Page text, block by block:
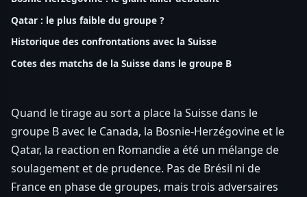
Qatar : le plus faible du groupe ?
Historique des confrontations avec la Suisse
Cotes des matchs de la Suisse dans le groupe B
Quand le tirage au sort a place la Suisse dans le
groupe B avec le Canada, la Bosnie-Herzégovine et le
Qatar, la reaction en Romandie a été un mélange de
soulagement et de prudence. Pas de Brésil ni de
France en phase de groupes, mais trois adversaires